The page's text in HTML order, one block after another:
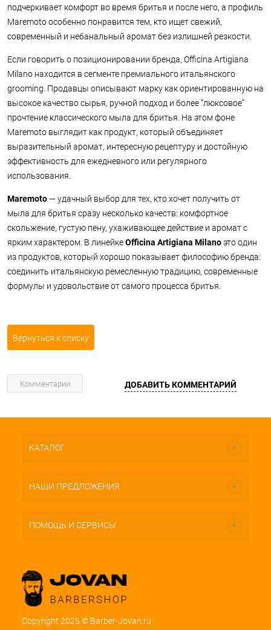
подчеркивает комфорт во время бритья и после него, а профиль
Maremoto особенно понравится тем, кто ищет свежий,
современный и небанальный аромат без излишней резкости.
Если говорить о позиционировании бренда, Officina Artigiana
Milano находится в сегменте премиального итальянского
grooming. Продавцы описывают марку как ориентированную на
высокое качество сырья, ручной подход и более “люксовое”
прочтение классического мыла для бритья. На этом фоне
Maremoto выглядит как продукт, который объединяет
выразительный аромат, интересную рецептуру и достойную
эффективность для ежедневного или регулярного
использования.
Maremoto— удачный выбор для тех, кто хочет получить от
мыла для бритья сразу несколько качеств: комфортное
скольжение, густую пену, ухаживающее действие и аромат с
ярким характером. В линейкеOfficina Artigiana Milanoэто один
из продуктов, который хорошо показывает философию бренда:
соединить итальянскую ремесленную традицию, современные
формулы и удовольствие от самого процесса бритья.
Вернуться к списку
Комментарии ДОБАВИТЬ КОММЕНТАРИЙ
КАТАЛОГ
НАШИ ПРЕДЛОЖЕНИЯ
ПОМОЩЬ И СЕРВИСЫ
Copyright 2025 © Barber-Jovan.ru